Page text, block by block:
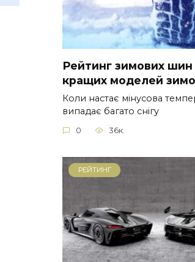
Рейтинг зимових шин
кращих моделей
Коли настає мінусова
випадає багато снігу
0 36к.
РЕЙТИНГ